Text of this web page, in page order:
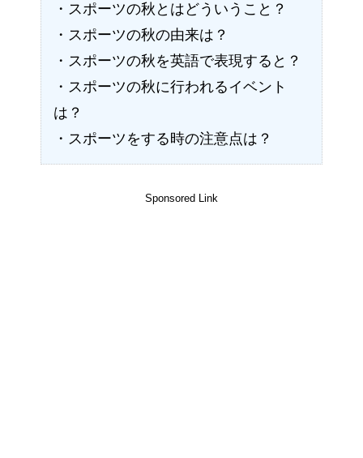
・スポーツの秋とはどういうこと？
・スポーツの秋の由来は？
・スポーツの秋を英語で表現すると？
・スポーツの秋に行われるイベント
は？
・スポーツをする時の注意点は？
Sponsored Link